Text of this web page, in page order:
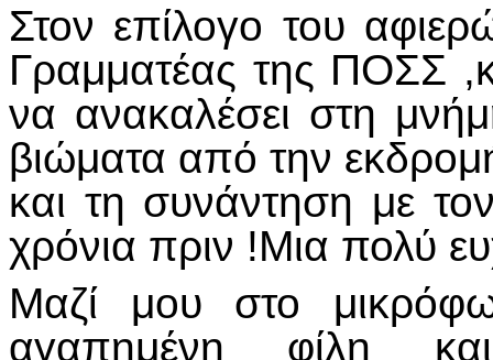
Στον επίλογο του
Γραμματέας της ΠΟΣΣ
να ανακαλέσει στη
βιώματα από την
και τη συνάντηση με
χρόνια πριν !Μια πολύ
Μαζί μου στο
αγαπημένη φίλη